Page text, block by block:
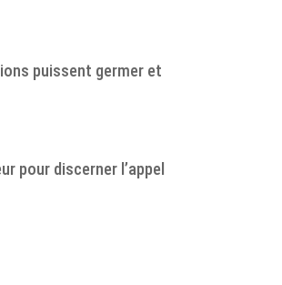
puissent germer et
pour discerner l’appel